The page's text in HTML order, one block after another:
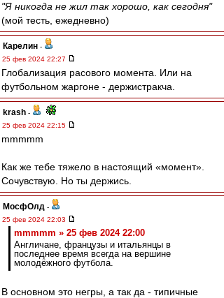
"Я никогда не жил так хорошо, как сегодня"
(мой тесть, ежедневно)
Карелин -
25 фев 2024 22:27
Глобализация расового момента. Или на
футбольном жаргоне - держистракча.
krash -
25 фев 2024 22:15
mmmmm
Как же тебе тяжело в настоящий «момент».
Сочувствую. Но ты держись.
МосфОлд -
25 фев 2024 22:03
mmmmm » 25 фев 2024 22:00
Англичане, французы и итальянцы в
последнее время всегда на вершине
молодёжного футбола.
В основном это негры, а так да - типичные